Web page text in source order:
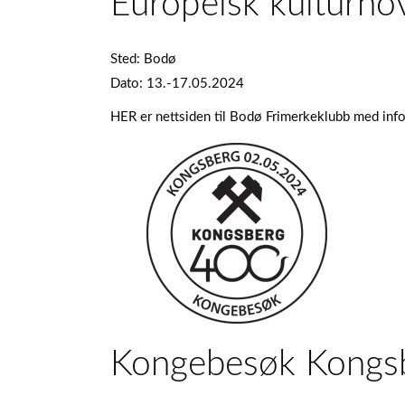
Sted: Bodø
Dato: 13.-17.05.2024
HER er nettsiden til Bodø Frimerkeklubb med
Kongebesøk